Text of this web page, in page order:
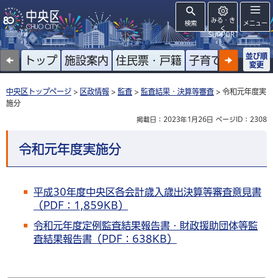
検索
みる・き
く
SUPPORT
メニュー
トップ 施設案内 住民票・戸籍 子育て 高齢者
並び順
変更
中央区トップページ > 区政情報 > 監査 > 監査結果・決算等審査 > 令和元年度実
施分
掲載日：2023年1月26日 ページID：2308
令和元年度実施分
平成30年度中央区各会計歳入歳出決算等審査意見書
（PDF：1,859KB）
令和元年度定例監査結果報告書・財政援助団体等監
査結果報告書（PDF：638KB）